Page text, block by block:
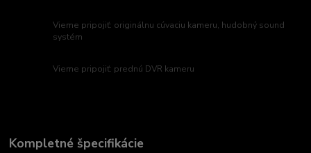
Vieme pripojiť: originálnu cúvaciu kameru, hudobný sound
systém
Vieme pripojiť: prednú DVR kameru
Kompletné špecifikácie